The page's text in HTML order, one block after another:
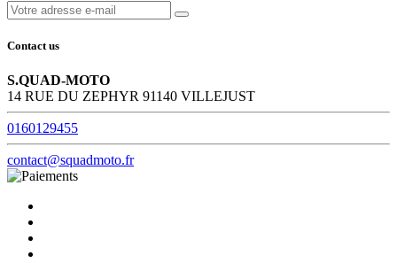
Contact us
S.QUAD-MOTO
14 RUE DU ZEPHYR 91140 VILLEJUST
0160129455
contact@squadmoto.fr